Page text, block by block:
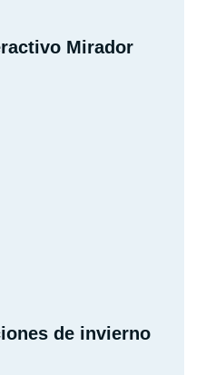
Mirador
de invierno